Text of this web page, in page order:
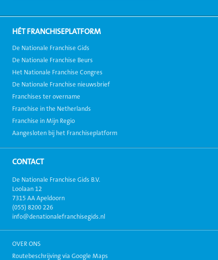
HÉT FRANCHISEPLATFORM
De Nationale Franchise Gids
De Nationale Franchise Beurs
Het Nationale Franchise Congres
De Nationale Franchise nieuwsbrief
Franchises ter overname
Franchise in the Netherlands
Franchise in Mijn Regio
Aangesloten bij het Franchiseplatform
CONTACT
De Nationale Franchise Gids B.V.
Loolaan 12
7315 AA Apeldoorn
(055) 8200 226
info@denationalefranchisegids.nl
OVER ONS
Routebeschrijving via Google Maps